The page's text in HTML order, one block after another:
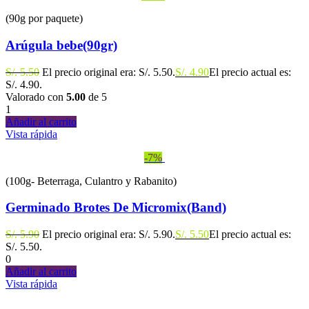
(90g por paquete)
Arúgula bebe(90gr)
S/.5.50 El precio original era: S/. 5.50.S/. 4.90El precio actual es:
S/. 4.90.
Valorado con 5.00 de 5
1
Añadir al carrito
Vista rápida
-7%
(100g- Beterraga, Culantro y Rabanito)
Germinado Brotes De Micromix(Band)
S/.5.90 El precio original era: S/. 5.90.S/. 5.50El precio actual es:
S/. 5.50.
0
Añadir al carrito
Vista rápida